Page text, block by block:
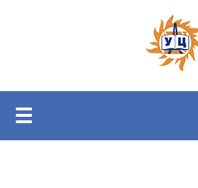
Перейти к основному
☰